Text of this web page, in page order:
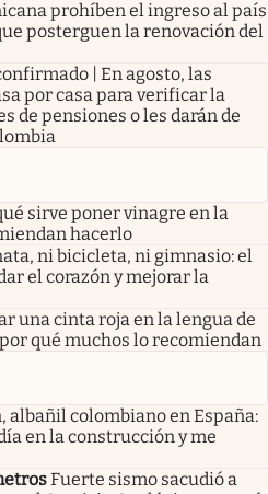
prohíben el ingreso al país
posterguen la renovación del
| En agosto, las
por casa para verificar la
de pensiones o les darán de
sirve poner vinagre en la
hacerlo
ni bicicleta, ni gimnasio: el
el corazón y mejorar la
una cinta roja en la lengua de
qué muchos lo recomiendan
albañil colombiano en España:
en la construcción y me
Fuerte sismo sacudió a